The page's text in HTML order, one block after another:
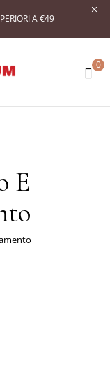
A €49
0
E